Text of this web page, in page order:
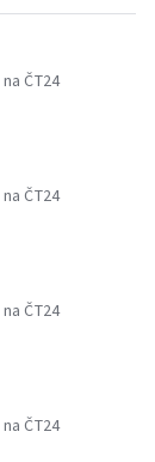
na ČT24
na ČT24
na ČT24
na ČT24